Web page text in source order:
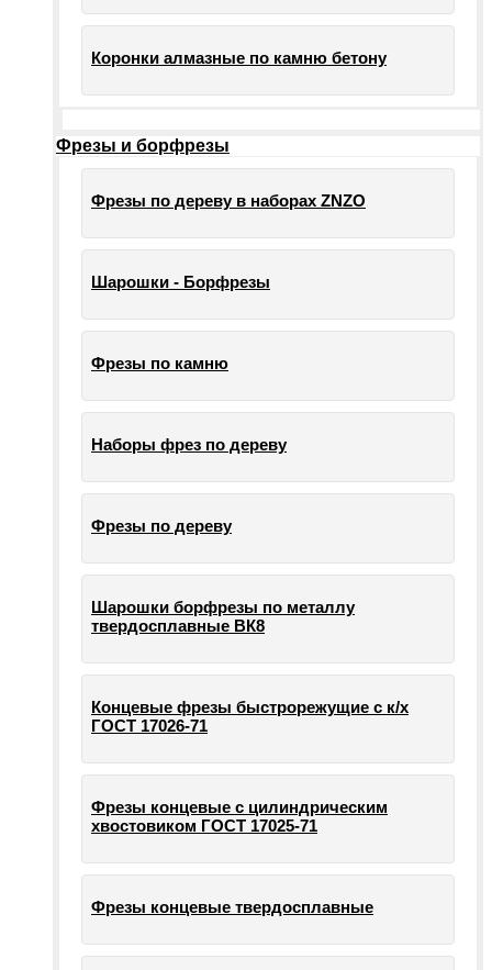
Коронки алмазные по камню бетону
Фрезы и борфрезы
Фрезы по дереву в наборах ZNZO
Шарошки - Борфрезы
Фрезы по камню
Наборы фрез по дереву
Фрезы по дереву
Шарошки борфрезы по металлу
твердосплавные ВК8
Концевые фрезы быстрорежущие с к/х
ГОСТ 17026-71
Фрезы концевые с цилиндрическим
хвостовиком ГОСТ 17025-71
Фрезы концевые твердосплавные